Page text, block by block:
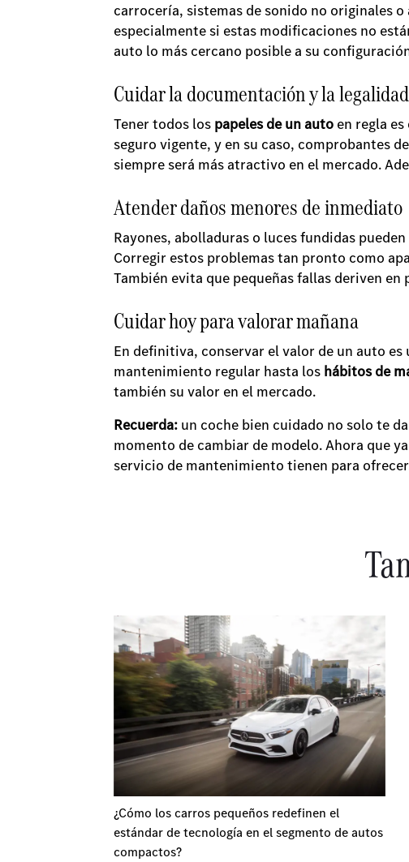
carrocería, sistemas de sonido no originales
especialmente si estas modificaciones no
auto lo más cercano posible a su
Cuidar la documentación y la legalidad
Tener todos los papeles de un auto en regla
seguro vigente, y en su caso, comprobantes
siempre será más atractivo en el mercado.
Atender daños menores de inmediato
Rayones, abolladuras o luces fundidas
Corregir estos problemas tan pronto como
También evita que pequeñas fallas deriven en
Cuidar hoy para valorar mañana
En definitiva, conservar el valor de un auto
mantenimiento regular hasta los hábitos de
también su valor en el mercado.
Recuerda: un coche bien cuidado no solo te
momento de cambiar de modelo. Ahora que
servicio de mantenimiento tienen para
¿Cómo los carros pequeños redefinen el
estándar de tecnología en el segmento de autos
compactos?